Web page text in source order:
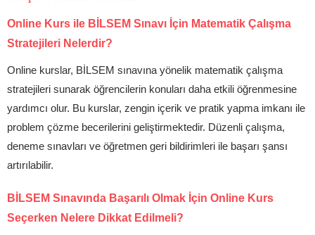
Online Kurs ile BİLSEM Sınavı İçin Matematik Çalışma
Stratejileri Nelerdir?
Online kurslar, BİLSEM sınavına yönelik matematik çalışma
stratejileri sunarak öğrencilerin konuları daha etkili öğrenmesine
yardımcı olur. Bu kurslar, zengin içerik ve pratik yapma imkanı ile
problem çözme becerilerini geliştirmektedir. Düzenli çalışma,
deneme sınavları ve öğretmen geri bildirimleri ile başarı şansı
artırılabilir.
BİLSEM Sınavında Başarılı Olmak İçin Online Kurs
Seçerken Nelere Dikkat Edilmeli?